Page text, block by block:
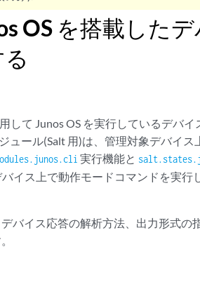
OS を搭載した
して Junos OS を実行しているデバ
ュール(Salt 用)は、管理対象デバイス
実行機能と
イス上で動作モードコマンドを実行
バイス応答の解析方法、出力形式の